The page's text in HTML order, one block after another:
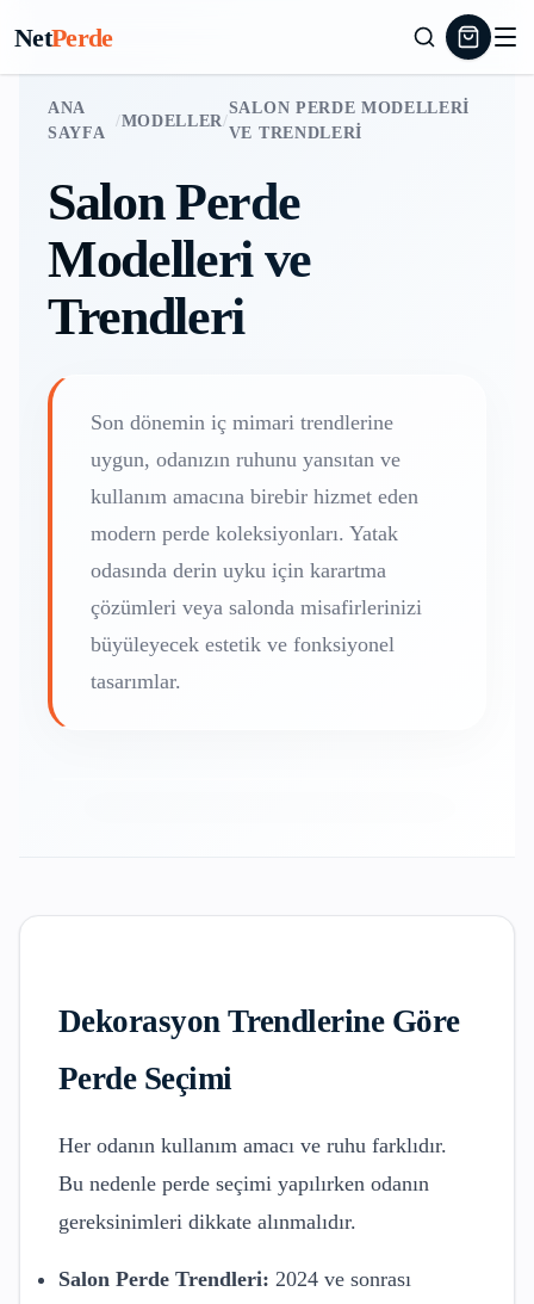
NetPerde
ANA
SAYFA
/MODELLER/
SALON PERDE MODELLERI
VE TRENDLERI
Salon Perde
Modelleri ve
Trendleri
Son dönemin iç mimari trendlerine
uygun, odanızın ruhunu yansıtan ve
kullanım amacına birebir hizmet eden
modern perde koleksiyonları. Yatak
odasında derin uyku için karartma
çözümleri veya salonda misafirlerinizi
büyüleyecek estetik ve fonksiyonel
tasarımlar.
Dekorasyon Trendlerine Göre
Perde Seçimi
Her odanın kullanım amacı ve ruhu farklıdır.
Bu nedenle perde seçimi yapılırken odanın
gereksinimleri dikkate alınmalıdır.
Salon Perde Trendleri: 2024 ve sonrası